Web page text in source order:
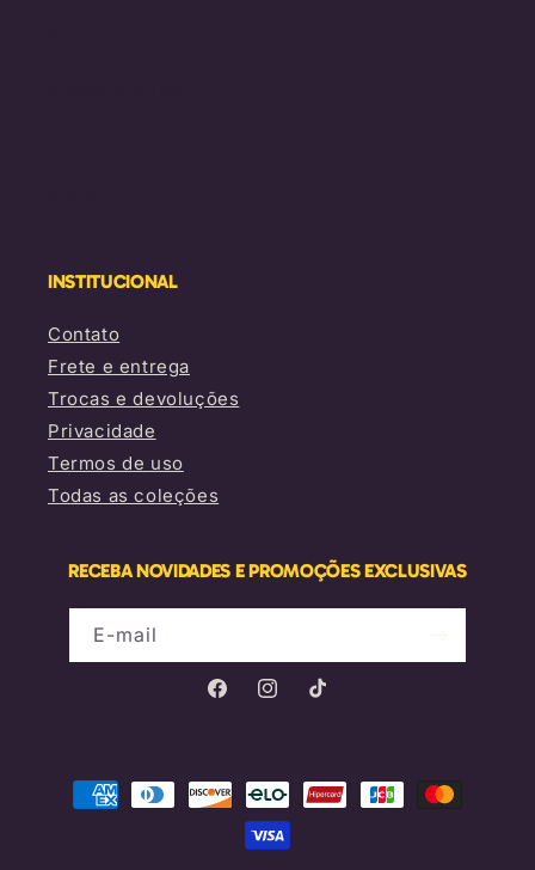
INSTITUCIONAL
Contato
Frete e entrega
Trocas e devoluções
Privacidade
Termos de uso
Todas as coleções
RECEBA NOVIDADES E PROMOÇÕES EXCLUSIVAS
E-mail
FacebookInstagramTikTok
Formas